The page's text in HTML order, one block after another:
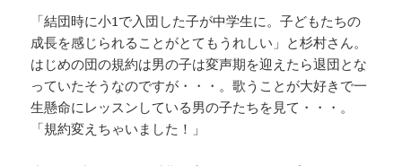
「結団時に小1で入団した子が中学生に。子どもたちの
成長を感じられることがとてもうれしい」と杉村さん。
はじめの団の規約は男の子は変声期を迎えたら退団とな
っていたそうなのですが・・・。歌うことが大好きで一
生懸命にレッスンしている男の子たちを見て・・・。
「規約変えちゃいました！」